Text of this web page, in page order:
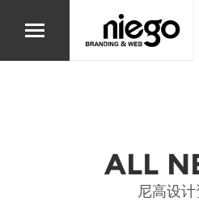
ALL
尼高设